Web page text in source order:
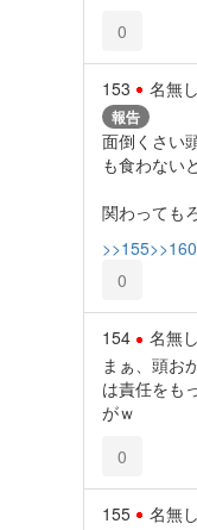
0
153 名無し
報告
面倒くさい
も食わない
関わっても
>>155>>160
0
154 名無し
まぁ、頭お
は責任をも
がｗ
0
155 名無し